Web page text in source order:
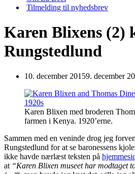
Tilmelding til nyhedsbrev
Karen Blixens (2)
Rungstedlund
10. december 20159. december
Karen Blixen med broderen
farmen i Kenya. 1920’erne.
Sammen med en veninde drog jeg
Rungstedlund for at se baronessens
ikke havde nærlæst teksten på
at “Karen Blixen museet har modtaget